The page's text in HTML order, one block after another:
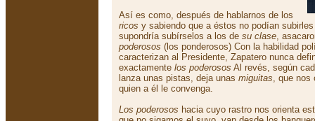
Así es como, después de hablarnos de los
ricos y sabiendo que a éstos no podían
supondría subírselos a los de su clase,
poderosos (los ponderosos) Con la habilidad
caracterizan al Presidente, Zapatero nunca
exactamente los poderosos Al revés, según
lanza unas pistas, deja unas miguitas, que nos
quien a él le convenga.
Los poderosos hacia cuyo rastro nos orienta